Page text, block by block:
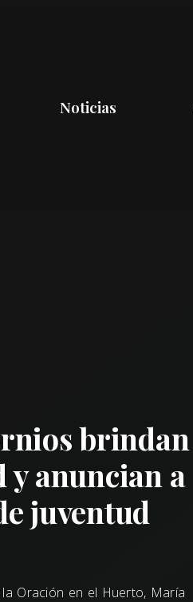
Noticias
brindan
y anuncian a
juventud
Oración en el Huerto, María